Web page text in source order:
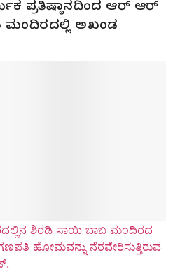
ಪ್ರತಿಷ್ಠಾನದಿಂದ ಆರ್ ಆರ್
ಮಂದಿರದಲ್ಲಿ ಅಖಂಡ
ಶಿರಡಿ ಸಾಯಿ ಬಾಬ ಮಂದಿರದ
ಹೋಮವನ್ನು ನೆರವೇರಿಸುತ್ತಿರುವ